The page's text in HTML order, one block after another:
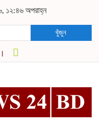
১২:৪৬ অপরাহ্ন
খুঁজুন